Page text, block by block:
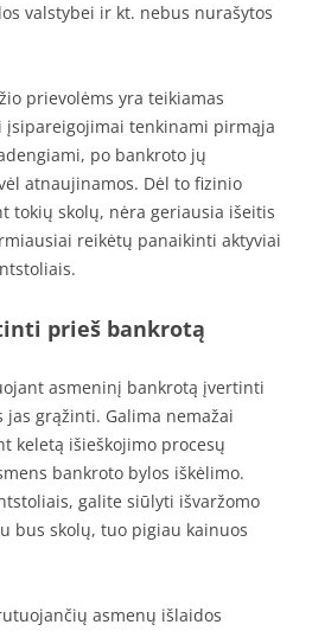
valstybei ir kt. nebus nurašytos
prievolėms yra teikiamas
įsipareigojimai tenkinami pirmąja
po bankroto jų
atnaujinamos. Dėl to fizinio
tokių skolų, nėra geriausia išeitis
reikėtų panaikinti aktyviai
prieš bankrotą
asmeninį bankrotą įvertinti
jas grąžinti. Galima nemažai
keletą išieškojimo procesų
bankroto bylos iškėlimo.
galite siūlyti išvaržomo
bus skolų, tuo pigiau kainuos
asmenų išlaidos